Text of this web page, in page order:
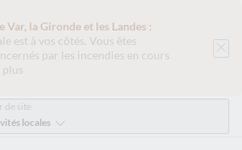
Var, la Gironde et les Landes :
est à vos côtés. Vous êtes
par les incendies en cours
plus
de site
locales